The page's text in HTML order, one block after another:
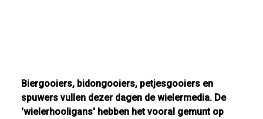
Biergooiers, bidongooiers, petjesgooiers en
spuwers vullen dezer dagen de wielermedia. De
'wielerhooligans' hebben het vooral gemunt op